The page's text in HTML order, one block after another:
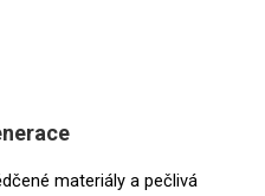
materiály a pečlivá